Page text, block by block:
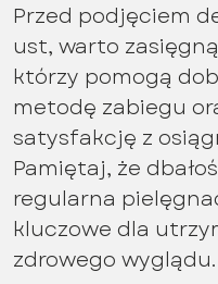
Przed podjęciem
ust, warto
którzy pomogą
metodę zabiegu
satysfakcję z
Pamiętaj, że
regularna
kluczowe dla
zdrowego wyglądu.